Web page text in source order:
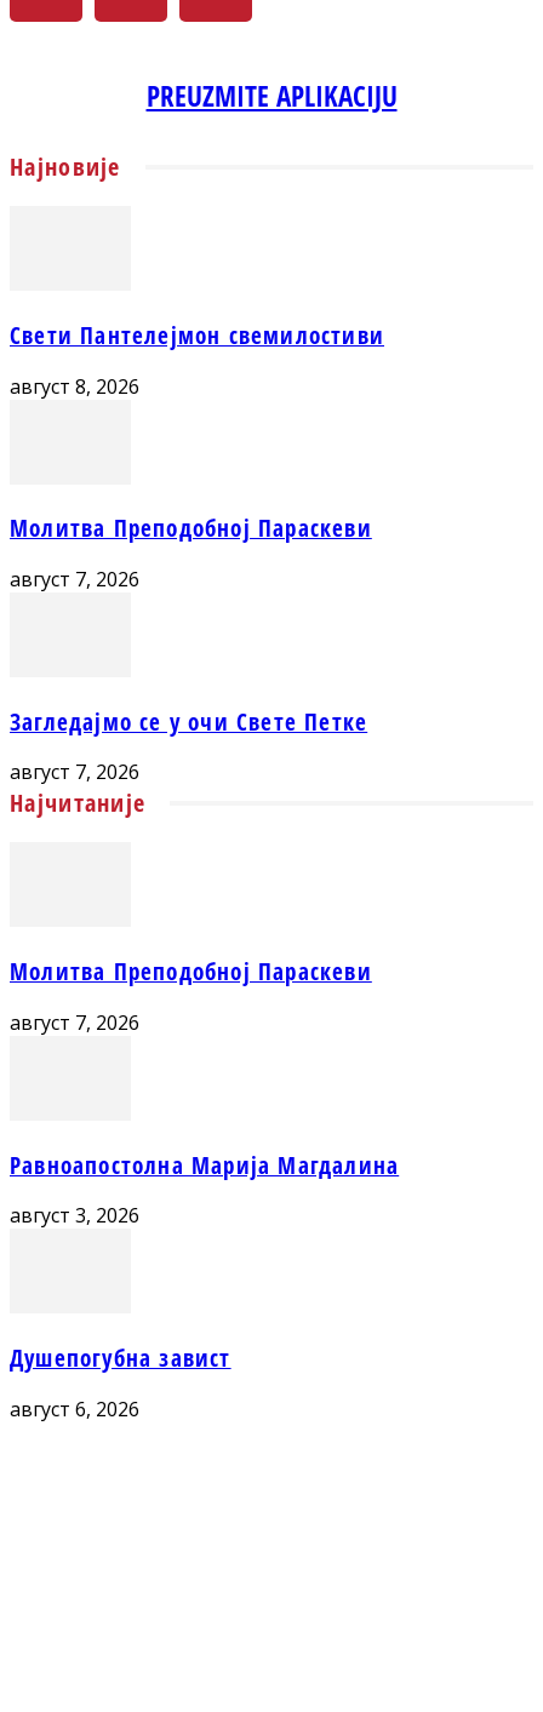
PREUZMITE APLIKACIJU
Најновије
Свети Пантелејмон свемилостиви
август 8, 2026
Молитва Преподобној Параскеви
август 7, 2026
Загледајмо се у очи Свете Петке
август 7, 2026
Најчитаније
Молитва Преподобној Параскеви
август 7, 2026
Равноапостолна Марија Магдалина
август 3, 2026
Душепогубна завист
август 6, 2026